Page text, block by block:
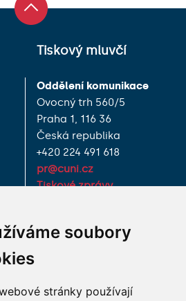
soubory
stránky používají
Tiskový mluvčí
Oddělení komunikace
Ovocný trh 560/5
Praha 1, 116 36
Česká republika
+420 224 491 618
pr@cuni.cz
Tiskové zprávy
JAK K NÁM?